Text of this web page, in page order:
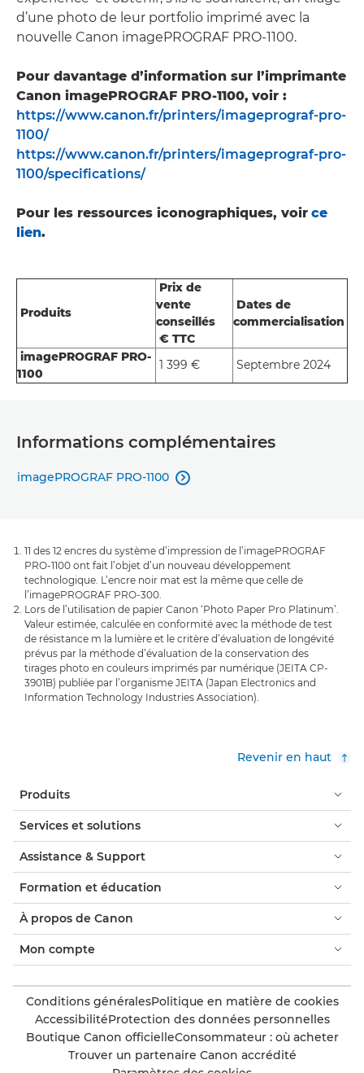
d’une photo de leur portfolio imprimé avec la
nouvelle Canon imagePROGRAF PRO-1100.
Pour davantage d’information sur l’imprimante
Canon imagePROGRAF PRO-1100, voir :
https://www.canon.fr/printers/imageprograf-pro-
1100/
https://www.canon.fr/printers/imageprograf-pro-
1100/specifications/
Pour les ressources iconographiques, voir ce
lien.
Produits
Prix de
vente
conseillés
€ TTC
Dates de
commercialisation
imagePROGRAF PRO-
1100
1 399 € Septembre 2024
Informations complémentaires
imagePROGRAF PRO-1100 
11 des 12 encres du système d’impression de l’imagePROGRAF
PRO-1100 ont fait l’objet d’un nouveau développement
technologique. L’encre noir mat est la même que celle de
l’imagePROGRAF PRO-300.
Lors de l’utilisation de papier Canon ‘Photo Paper Pro Platinum’.
Valeur estimée, calculée en conformité avec la méthode de test
de résistance m la lumière et le critère d’évaluation de longévité
prévus par la méthode d’évaluation de la conservation des
tirages photo en couleurs imprimés par numérique (JEITA CP-
3901B) publiée par l’organisme JEITA (Japan Electronics and
Information Technology Industries Association).
Revenir en haut
Produits
Services et solutions
Assistance & Support
Formation et éducation
À propos de Canon
Mon compte
Conditions généralesPolitique en matière de cookies
AccessibilitéProtection des données personnelles
Boutique Canon officielleConsommateur : où acheter
Trouver un partenaire Canon accrédité